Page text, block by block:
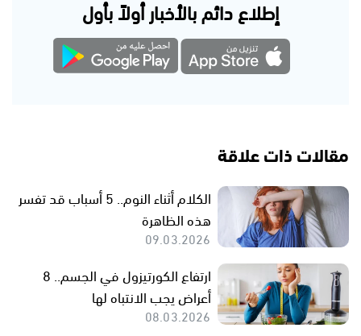
إطلاع دائم بالأخبار أولاً بأول
مقالات ذات علاقة
الكلام أثناء النوم.. 5 أسباب قد تفسر
هذه الظاهرة
09.03.2026
ارتفاع الكورتيزول في الجسم.. 8
أعراض يجب الانتباه لها
08.03.2026